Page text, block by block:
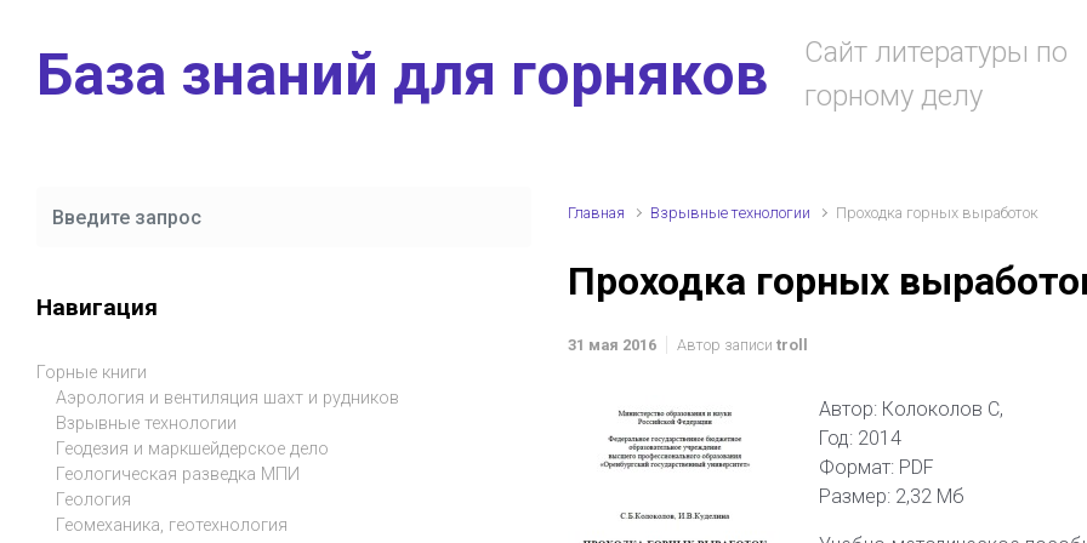
База знаний для горняков
Сайт литературы по
горному делу
Главная Взрывные технологии Проходка горных выработок
Проходка горных
31 мая 2016 Автор записи troll
Автор: Колоколов С,
Год: 2014
Формат: PDF
Размер: 2,32 Мб
Навигация
Горные книги
Аэрология и вентиляция шахт и рудников
Взрывные технологии
Геодезия и маркшейдерское дело
Геологическая разведка МПИ
Геология
Геомеханика, геотехнология